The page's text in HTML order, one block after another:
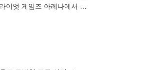
엇 게임즈 아레나에서 열